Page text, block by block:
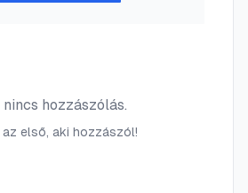
nincs hozzászólás.
az első, aki hozzászól!